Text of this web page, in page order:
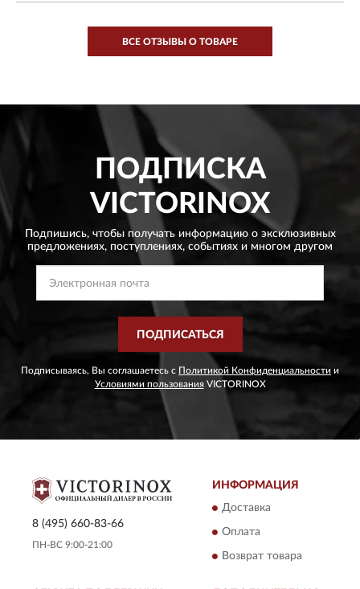
ВСЕ ОТЗЫВЫ О ТОВАРЕ
ПОДПИСКА
VICTORINOX
Подпишись, чтобы получать информацию о эксклюзивных
предложениях, поступлениях, событиях и многом другом
ПОДПИСАТЬСЯ
Подписываясь, Вы соглашаетесь с Политикой Конфиденциальности и
Условиями пользованияVICTORINOX
8 (495) 660-83-66
ПН-ВС 9:00-21:00
ИНФОРМАЦИЯ
Доставка
Оплата
Возврат товара